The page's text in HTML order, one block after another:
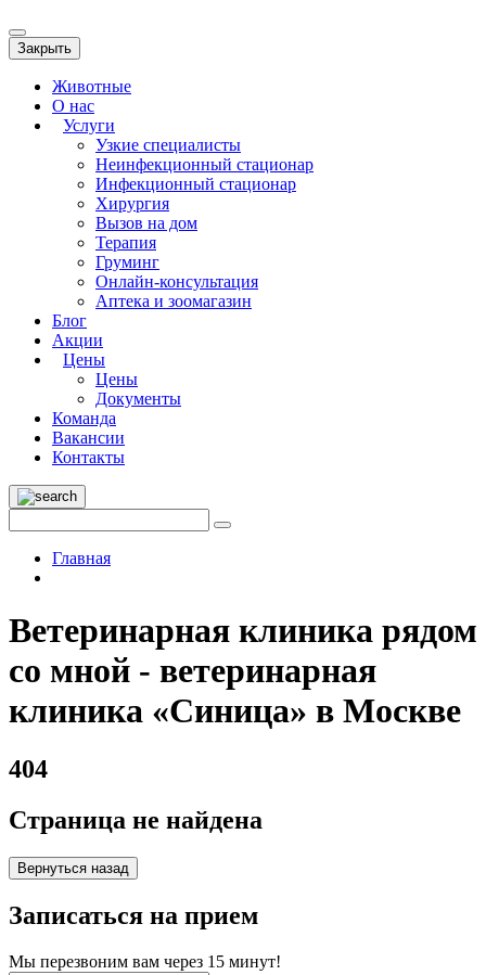
Закрыть
Животные
О нас
Услуги
Узкие специалисты
Неинфекционный стационар
Инфекционный стационар
Хирургия
Вызов на дом
Терапия
Груминг
Онлайн-консультация
Аптека и зоомагазин
Блог
Акции
Цены
Цены
Документы
Команда
Вакансии
Контакты
Главная
Ветеринарная клиника рядом
со мной - ветеринарная
клиника «Синица» в Москве
404
Страница не найдена
Вернуться назад
Записаться на прием
Мы перезвоним вам через 15 минут!